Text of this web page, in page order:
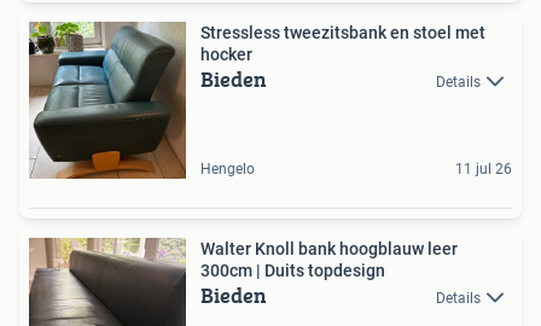
Stressless tweezitsbank en stoel met
hocker
Bieden Details
Hengelo 11 jul 26
Walter Knoll bank hoogblauw leer
300cm | Duits topdesign
Bieden Details